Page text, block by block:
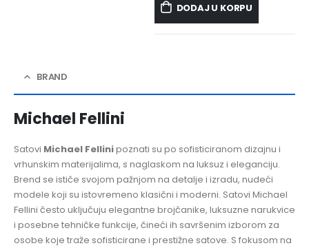
DODAJ U KORPU
BRAND
Michael Fellini
Satovi Michael Fellinipoznati su po sofisticiranom dizajnu i
vrhunskim materijalima, s naglaskom na luksuz i eleganciju.
Brend se ističe svojom pažnjom na detalje i izradu, nudeći
modele koji su istovremeno klasični i moderni. Satovi Michael
Fellini često uključuju elegantne brojčanike, luksuzne narukvice
i posebne tehničke funkcije, čineći ih savršenim izborom za
osobe koje traže sofisticirane i prestižne satove. S fokusom na